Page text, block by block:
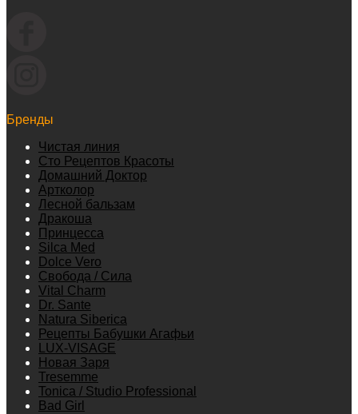
Бренды
Чистая линия
Сто Рецептов Красоты
Домашний Доктор
Артколор
Лесной бальзам
Дракоша
Принцесса
Silca Med
Dolce Vero
Свобода / Сила
Vital Charm
Dr. Sante
Natura Siberica
Рецепты Бабушки Агафьи
LUX-VISAGE
Новая Заря
Tresemme
Tonica / Studio Professional
Bad Girl